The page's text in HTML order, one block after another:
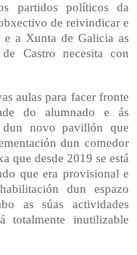
partidos políticos da
de reivindicar e
e a Xunta de Galicia as
Castro necesita con
aulas para facer fronte
do alumnado e ás
dun novo pavillón que
dun comedor
que desde 2019 se está
que era provisional e
dun espazo
as súas actividades
totalmente inutilizable